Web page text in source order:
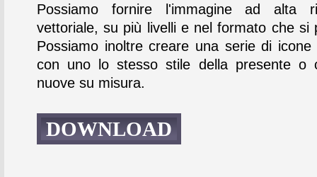
Possiamo fornire l'immagine ad alta
vettoriale, su più livelli e nel formato che si
Possiamo inoltre creare una serie di icone
con uno lo stesso stile della presente o
nuove su misura.
DOWNLOAD